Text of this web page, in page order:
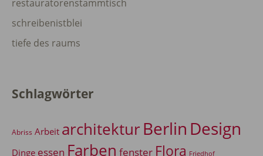
restauratorenstammtisch
schreibenistblei
tiefe des raums
Schlagwörter
Abriss Arbeit architekturBerlin Design
Dinge essen Farben fenster Flora Friedhof